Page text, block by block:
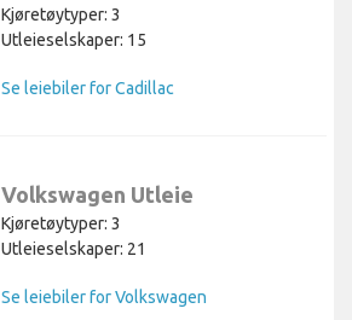
Kjøretøytyper: 3
Utleieselskaper: 15
Se leiebiler for Cadillac
Volkswagen Utleie
Kjøretøytyper: 3
Utleieselskaper: 21
Se leiebiler for Volkswagen